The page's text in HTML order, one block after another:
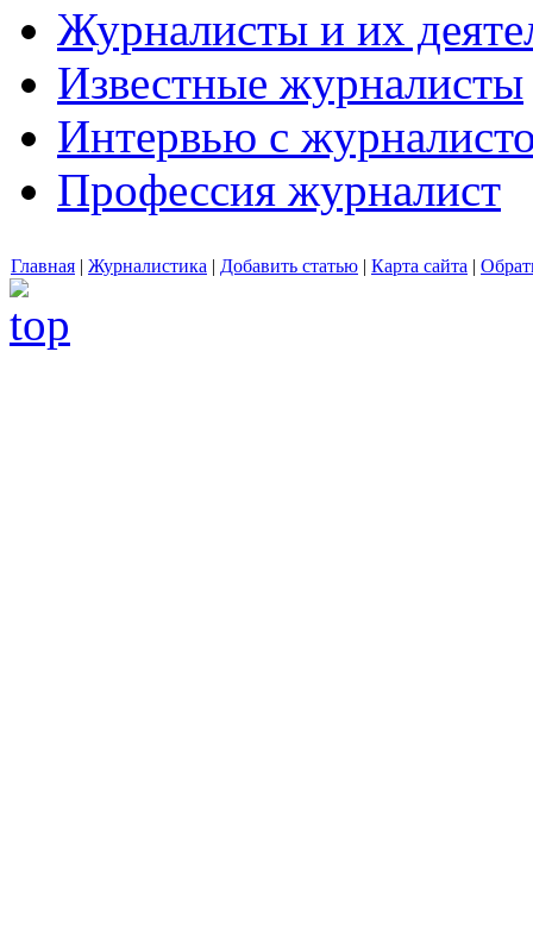
Журналисты и их
Известные журналисты
Интервью с
Профессия журналист
Главная | Журналистика | Добавить статью | Карта сайта |